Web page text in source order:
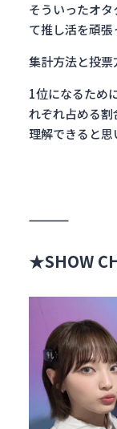
そういったオ
て推し活を頑張
集計方法と投票
1位になるため
れぞれ占める
理解できると思
★SHOW